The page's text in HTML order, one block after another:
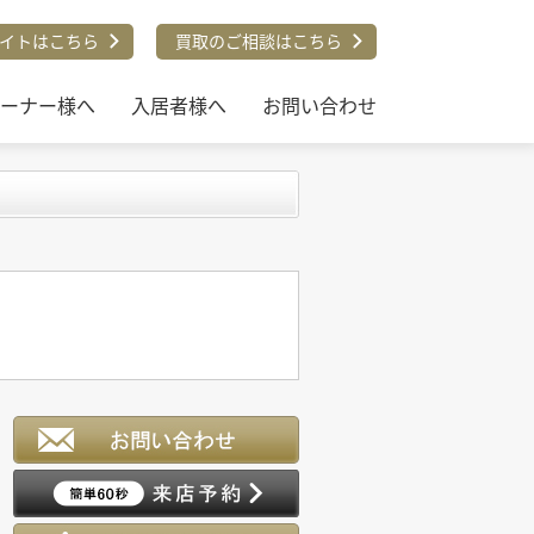
トはこちら 買取のご相談はこちら
ナー様へ 入居者様へ お問い合わせ